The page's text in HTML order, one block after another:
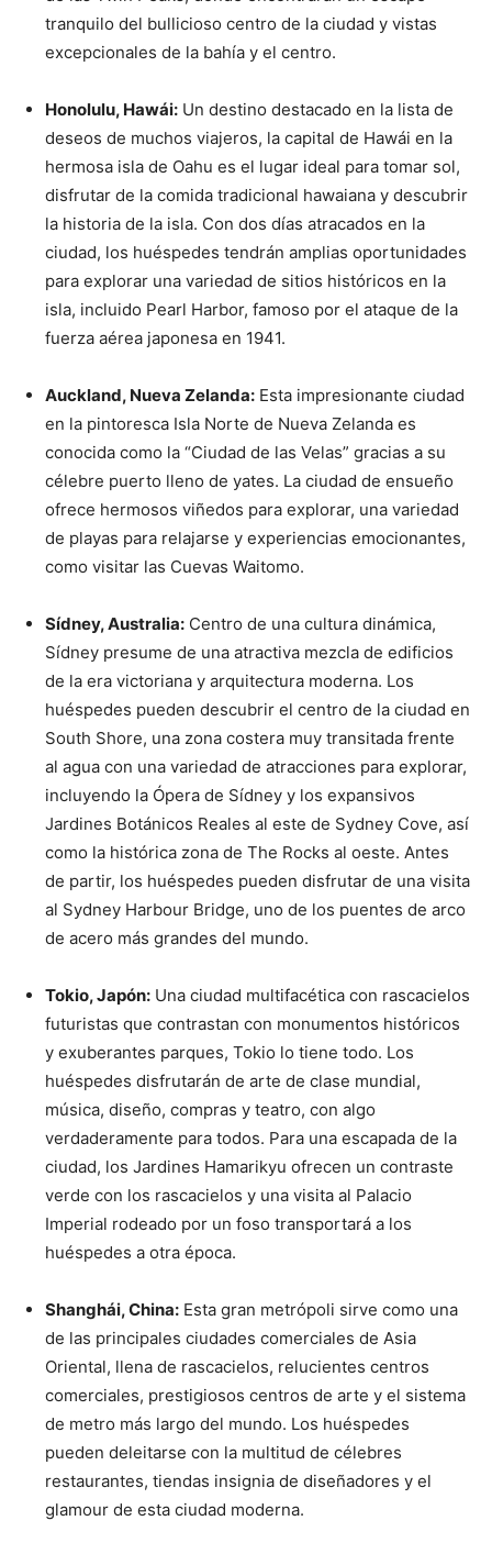
tranquilo del bullicioso centro de la ciudad y vistas
excepcionales de la bahía y el centro.
Honolulu, Hawái: Un destino destacado en la lista de
deseos de muchos viajeros, la capital de Hawái en la
hermosa isla de Oahu es el lugar ideal para tomar sol,
disfrutar de la comida tradicional hawaiana y descubrir
la historia de la isla. Con dos días atracados en la
ciudad, los huéspedes tendrán amplias oportunidades
para explorar una variedad de sitios históricos en la
isla, incluido Pearl Harbor, famoso por el ataque de la
fuerza aérea japonesa en 1941.
Auckland, Nueva Zelanda: Esta impresionante ciudad
en la pintoresca Isla Norte de Nueva Zelanda es
conocida como la “Ciudad de las Velas” gracias a su
célebre puerto lleno de yates. La ciudad de ensueño
ofrece hermosos viñedos para explorar, una variedad
de playas para relajarse y experiencias emocionantes,
como visitar las Cuevas Waitomo.
Sídney, Australia: Centro de una cultura dinámica,
Sídney presume de una atractiva mezcla de edificios
de la era victoriana y arquitectura moderna. Los
huéspedes pueden descubrir el centro de la ciudad en
South Shore, una zona costera muy transitada frente
al agua con una variedad de atracciones para explorar,
incluyendo la Ópera de Sídney y los expansivos
Jardines Botánicos Reales al este de Sydney Cove, así
como la histórica zona de The Rocks al oeste. Antes
de partir, los huéspedes pueden disfrutar de una visita
al Sydney Harbour Bridge, uno de los puentes de arco
de acero más grandes del mundo.
Tokio, Japón: Una ciudad multifacética con rascacielos
futuristas que contrastan con monumentos históricos
y exuberantes parques, Tokio lo tiene todo. Los
huéspedes disfrutarán de arte de clase mundial,
música, diseño, compras y teatro, con algo
verdaderamente para todos. Para una escapada de la
ciudad, los Jardines Hamarikyu ofrecen un contraste
verde con los rascacielos y una visita al Palacio
Imperial rodeado por un foso transportará a los
huéspedes a otra época.
Shanghái, China: Esta gran metrópoli sirve como una
de las principales ciudades comerciales de Asia
Oriental, llena de rascacielos, relucientes centros
comerciales, prestigiosos centros de arte y el sistema
de metro más largo del mundo. Los huéspedes
pueden deleitarse con la multitud de célebres
restaurantes, tiendas insignia de diseñadores y el
glamour de esta ciudad moderna.